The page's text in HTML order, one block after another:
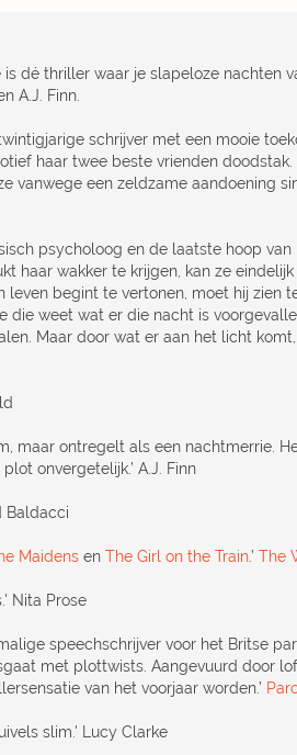
dé thriller waar je slapeloze nachten
A.J. Finn.
schrijver met een mooie
haar twee beste vrienden
vanwege een zeldzame aandoening
psycholoog en de laatste hoop
haar wakker te krijgen, kan ze
leven begint te vertonen, moet hij zien
die weet wat er die nacht is
Maar door wat er aan het licht
maar ontregelt als een nachtmerrie.
onvergetelijk.’ A.J. Finn
Baldacci
Maidens en The Girl on the Train.’ The
Nita Prose
speechschrijver voor het Britse
met plottwists. Aangevuurd door
van het voorjaar worden.’
slim.' Lucy Clarke